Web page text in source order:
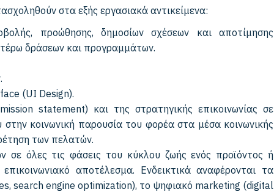
στα εξής εργασιακά αντικείμενα:
προώθησης, δημοσίων σχέσεων και αποτίμησης
δράσεων και προγραμμάτων.
(UI Design).
statement) και της στρατηγικής επικοινωνίας σε
κοινωνική παρουσία του φορέα στα μέσα κοινωνικής
των πελατών.
όλες τις φάσεις του κύκλου ζωής ενός προϊόντος ή
αποτέλεσμα. Ενδεικτικά αναφέρονται τα
search engine optimization), το ψηφιακό marketing (digital